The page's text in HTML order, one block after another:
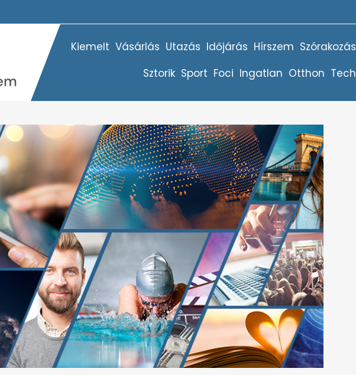
Kiemelt Vásárlás Utazás Időjárás Hírszem Szórakozás
Sztorik Sport Foci Ingatlan Otthon Tech